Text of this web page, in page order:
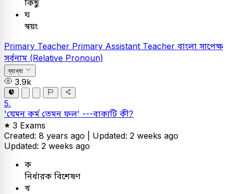
কিছু
ঘ
স্বয়ং
Primary Teacher Primary Assistant Teacher বাংলা সাপেক্ষ
সর্বনাম (Relative Pronoun)
ব্যাখ্যা
3.9k
5.
'যেমন কর্ম তেমন ফল' ---বাক্যটি কী?
3 Exams
Created: 8 years ago | Updated: 2 weeks ago
Updated: 2 weeks ago
ক
নির্ধারক বিশেষণ
খ